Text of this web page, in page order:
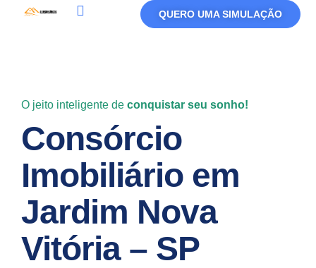
QUERO UMA SIMULAÇÃO
O jeito inteligente de conquistar seu sonho!
Consórcio
Imobiliário em
Jardim Nova
Vitória – SP